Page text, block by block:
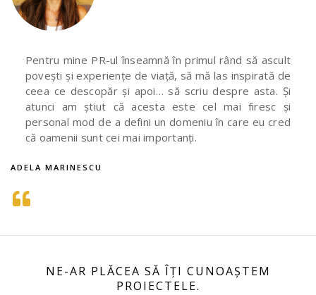
Pentru mine PR-ul înseamnă în primul rând să ascult
povești și experiențe de viață, să mă las inspirată de
ceea ce descopăr și apoi… să scriu despre asta. Și
atunci am știut că acesta este cel mai firesc și
personal mod de a defini un domeniu în care eu cred
că oamenii sunt cei mai importanți.
ADELA MARINESCU
NE-AR PLĂCEA SĂ ÎȚI CUNOAȘTEM
PROIECTELE.